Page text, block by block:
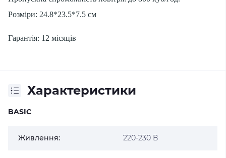
Розміри: 24.8*23.5*7.5 см
Гарантія: 12 місяців
Характеристики
BASIC
Живлення: 220-230 В